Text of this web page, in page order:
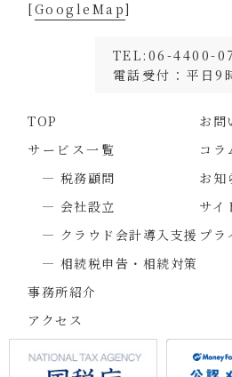
[GoogleMap]
TEL:06-4400-
電話受付：平日9
TOP
サービス一覧
― 税務顧問
― 会社設立
― クラウド会計導入支援
― 相続税申告・相続対策
事務所紹介
アクセス
お問
コラ
お知
サイ
プラ